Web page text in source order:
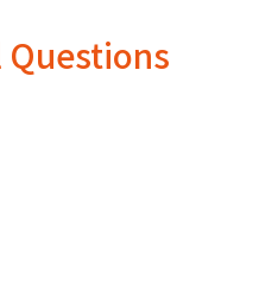
Questions